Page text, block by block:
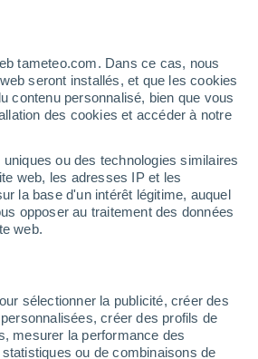
tameteo.com. Dans ce cas, nous
seront installés, et que les cookies
contenu personnalisé, bien que vous
des cookies et accéder à notre
ou des technologies similaires
web, les adresses IP et les
la base d'un intérêt légitime, auquel
opposer au traitement des données
web.
sélectionner la publicité, créer des
créer des profils de
mesurer la performance des
ou de combinaisons de
Satellites Modèles
60%